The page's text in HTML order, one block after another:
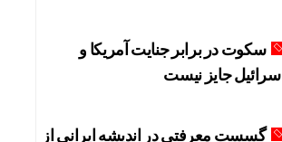
سکوت در برابر جنایت آمریکا و
اسرائیل جایز نیست
گسست معرفتی در اندیشه ایرانی از